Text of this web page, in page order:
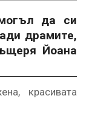
да си
драмите,
Йоана
красивата